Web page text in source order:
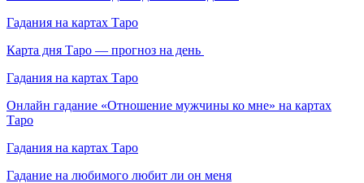
Гадания на картах Таро
Карта дня Таро — прогноз на день
Гадания на картах Таро
Онлайн гадание «Отношение мужчины ко мне» на картах
Таро
Гадания на картах Таро
Гадание на любимого любит ли он меня